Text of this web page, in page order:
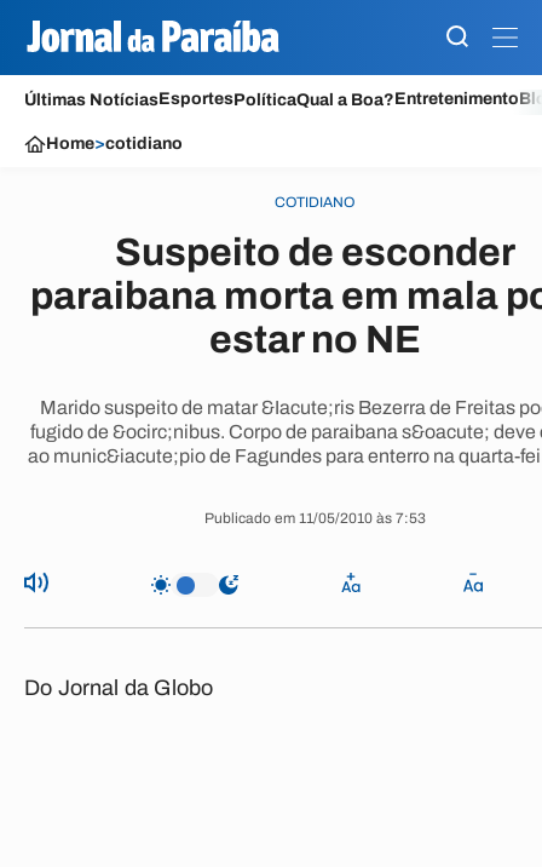
Últimas NotíciasEsportesPolíticaQual a Boa?Entretenimento
Home>cotidiano
COTIDIANO
Suspeito de esconder
paraibana morta em mala
estar no NE
Marido suspeito de matar &Iacute;ris Bezerra de Freitas
fugido de &ocirc;nibus. Corpo de paraibana s&oacute; deve
ao munic&iacute;pio de Fagundes para enterro na quarta-
Publicado em 11/05/2010 às 7:53
Do Jornal da Globo